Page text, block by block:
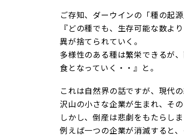
ご存知、ダーウインの「種の起
『どの種でも、生存可能な数よ
異が捨てられていく。
多様性のある種は繁栄できるが
食となっていく・・』と。
これは自然界の話ですが、現代
沢山の小さな企業が生まれ、その
しかし、倒産は悲劇をもたらし
例えば一つの企業が消滅すると